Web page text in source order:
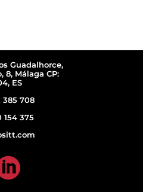
Guadalhorce,
8, Málaga CP:
ES
385 708
154 375